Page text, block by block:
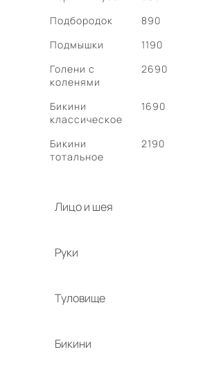
и эксклюзивный сервис в
NovoLaser. Ждем вас за
УСЛУГА ПО ЭПИЛЯЦИИ
ВСЕГО ТЕЛА
Подбородок
890
Подмышки
1190
Голени с
коленями
2690
Бикини
классическое
1690
Бикини
тотальное
2190
Лицо и шея
Руки
Туловище
Бикини